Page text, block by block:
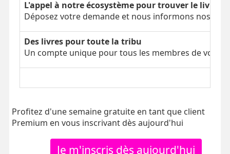
L'appel à notre écosystème pour trouver le livre
Déposez votre demande et nous informons nos
Des livres pour toute la tribu
Un compte unique pour tous les membres de votre
Profitez d'une semaine gratuite en tant que client
Premium en vous inscrivant dès aujourd'hui
Je m'inscris dès aujourd'hui